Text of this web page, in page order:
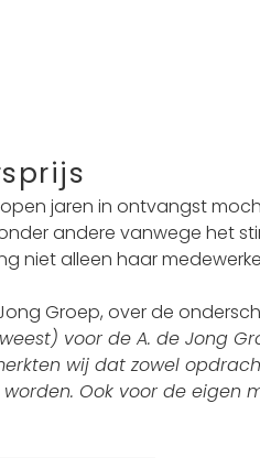
jaren in ontvangst
andere vanwege het
niet alleen haar
Groep, over de
voor de A. de Jong
wij dat zowel
Ook voor de eigen